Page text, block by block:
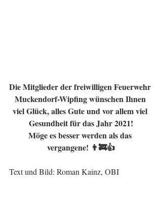
Die Mitglieder der freiwilligen Feuerwehr
Muckendorf-Wipfing wünschen Ihnen
viel Glück, alles Gute und vor allem viel
Gesundheit für das Jahr 2021!
Möge es besser werden als das
vergangene! 👨‍🚒👍
Text und Bild: Roman Kainz, OBI